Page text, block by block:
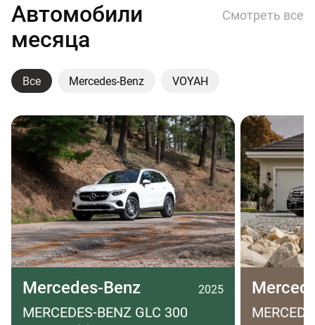
Автомобили
месяца
Смотреть все
Все Mercedes-Benz VOYAH
Mercedes-Benz 2025
MERCEDES-BENZ GLC 300